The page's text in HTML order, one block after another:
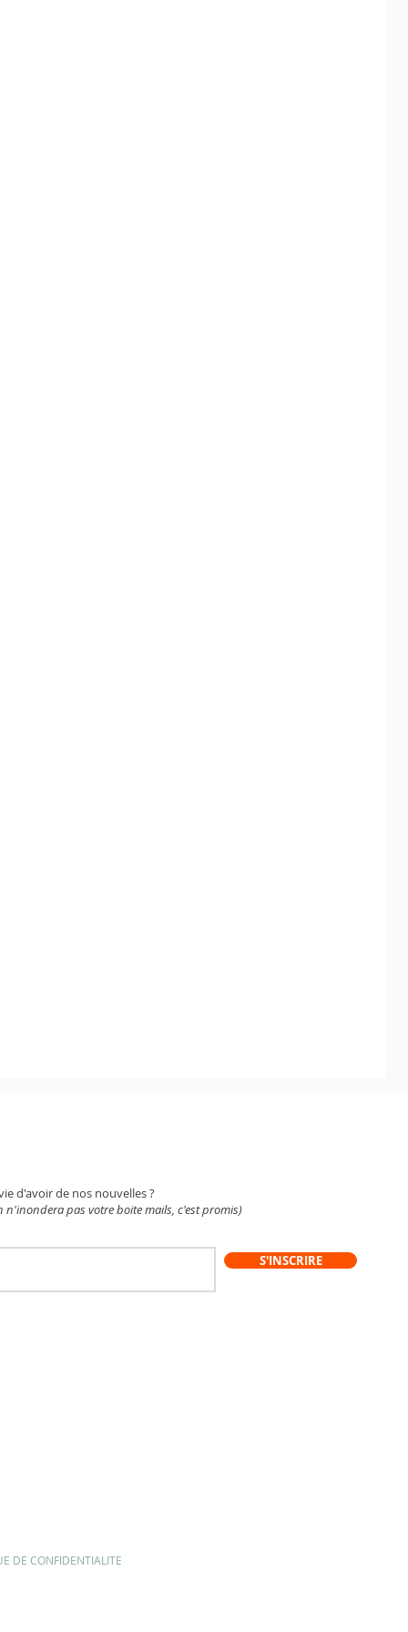
d'avoir de nos nouvelles ?
n'inondera pas votre boite mails, c'est promis)
S'INSCRIRE
DE CONFIDENTIALITE